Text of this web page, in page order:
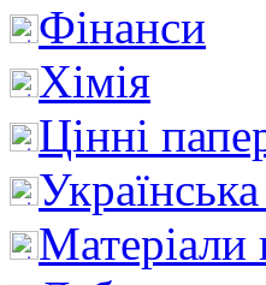
Фінанси
Хімія
Цінні